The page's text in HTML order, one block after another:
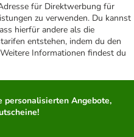
für Direktwerbung für
zu verwenden. Du kannst
hierfür andere als die
entstehen, indem du den
Informationen findest du
personalisierten Angebote,